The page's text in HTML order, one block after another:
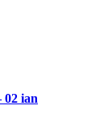
02 ian